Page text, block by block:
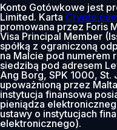
Konto Gotówkowe jest
Limited. Karta
promowana przez Foris
Visa Principal Member
spółką z ograniczoną
na Malcie pod numerem
siedzibą pod adresem
Ang Borg, SPK 1000, St.
upoważnioną przez
instytucja finansowa
pieniądza
ustawy o instytucjach
elektronicznego).